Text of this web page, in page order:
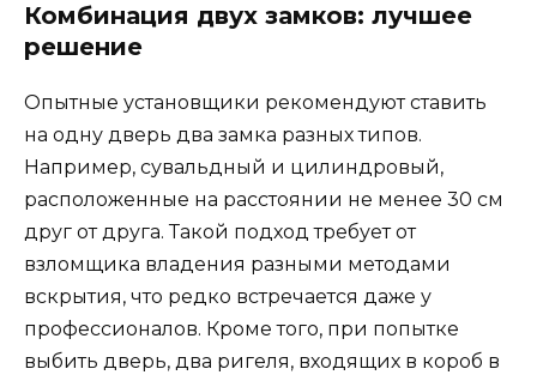
Комбинация двух замков: лучшее
решение
Опытные установщики рекомендуют ставить
на одну дверь два замка разных типов.
Например, сувальдный и цилиндровый,
расположенные на расстоянии не менее 30 см
друг от друга. Такой подход требует от
взломщика владения разными методами
вскрытия, что редко встречается даже у
профессионалов. Кроме того, при попытке
выбить дверь, два ригеля, входящих в короб в